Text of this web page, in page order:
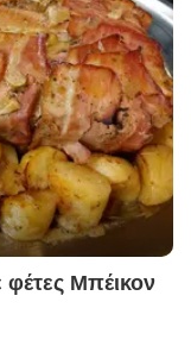
φέτες Μπέικον